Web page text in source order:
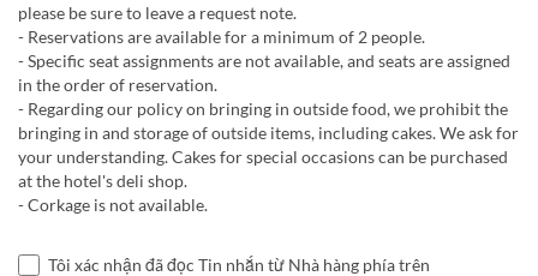
please be sure to leave a request note.
- Reservations are available for a minimum of 2 people.
- Specific seat assignments are not available, and seats are assigned
in the order of reservation.
- Regarding our policy on bringing in outside food, we prohibit the
bringing in and storage of outside items, including cakes. We ask for
your understanding. Cakes for special occasions can be purchased
at the hotel's deli shop.
- Corkage is not available.
Tôi xác nhận đã đọc Tin nhắn từ Nhà hàng phía trên